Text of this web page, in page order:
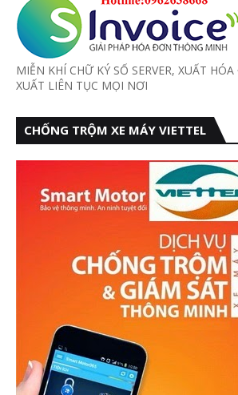
MIỄN KHÍ CHỮ KÝ SỐ SERVER, XUẤT
XUẤT LIÊN TỤC MỌI NƠI
CHỐNG TRỘM XE MÁY VIETTEL